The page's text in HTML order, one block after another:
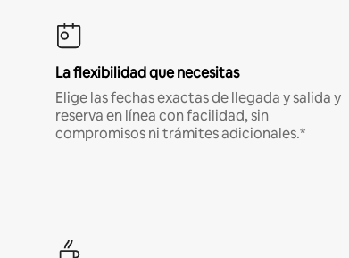
La flexibilidad que necesitas
Elige las fechas exactas de llegada y salida y
reserva en línea con facilidad, sin
compromisos ni trámites adicionales.*